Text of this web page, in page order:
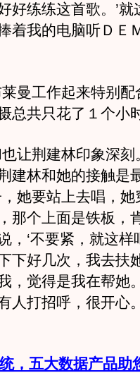
好练练这首歌。’就
着我的电脑听ＤＥ
工作起来特别配
总共只花了１个小
荆建林印象深刻
建林和她的接触是
她要站上去唱，
那个上面是铁板，
，‘不要紧，就这样
下好几次，我去扶
，觉得是我在帮她
人打招呼，很开
，五大数据产品助